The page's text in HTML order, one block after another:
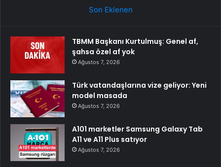
Son Eklenen
TBMM Başkanı Kurtulmuş: Genel af,
şahsa özel af yok
Ağustos 7, 2026
Türk vatandaşlarına vize geliyor: Yeni
model masada
Ağustos 7, 2026
A101 marketler Samsung Galaxy Tab
A11 ve A11 Plus satıyor
Ağustos 7, 2026